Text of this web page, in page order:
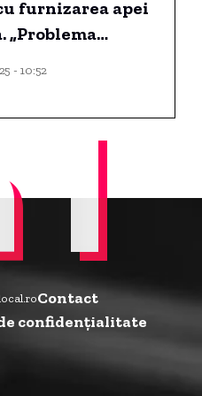
furnizarea apei
„Problema
- 10:52
Contact
confidenţialitate